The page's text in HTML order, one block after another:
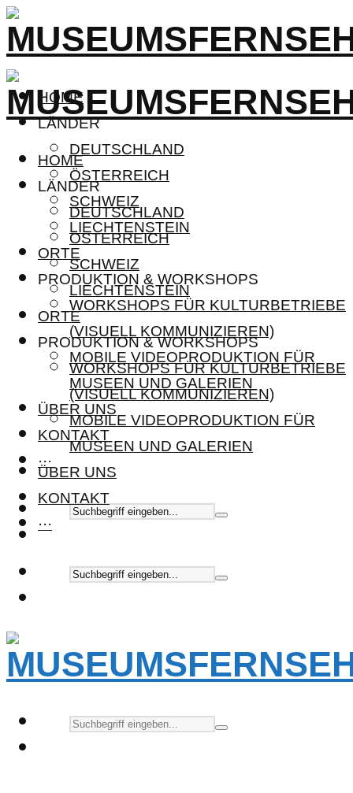
HOME
LÄNDER
DEUTSCHLAND
ÖSTERREICH
SCHWEIZ
LIECHTENSTEIN
ORTE
PRODUKTION & WORKSHOPS
WORKSHOPS FÜR KULTURBETRIEBE
(VISUELL KOMMUNIZIEREN)
MOBILE VIDEOPRODUKTION FÜR
MUSEEN UND GALERIEN
ÜBER UNS
KONTAKT
···
HOME
LÄNDER
DEUTSCHLAND
ÖSTERREICH
SCHWEIZ
LIECHTENSTEIN
ORTE
PRODUKTION & WORKSHOPS
WORKSHOPS FÜR KULTURBETRIEBE
(VISUELL KOMMUNIZIEREN)
MOBILE VIDEOPRODUKTION FÜR
MUSEEN UND GALERIEN
ÜBER UNS
KONTAKT
···